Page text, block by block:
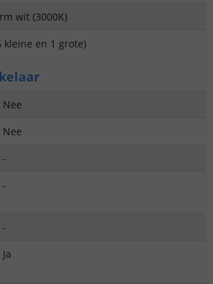
wit (3000K)
kleine en 1 grote)
Nee
Nee
-
-
-
Ja